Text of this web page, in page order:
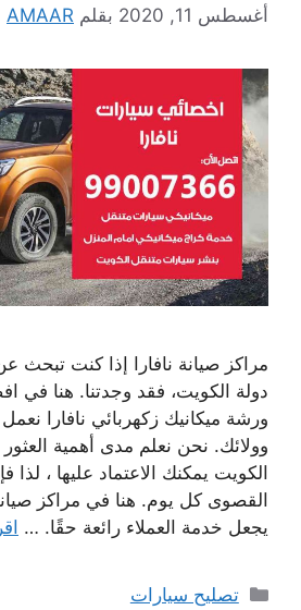
أغسطس 11, 2020 بقلم AMAAR
مراكز صيانة نافارا إذا كنت تبحث
دولة الكويت، فقد وجدتنا. هنا في
ورشة ميكانيك زكهربائي نافارا
وولائك. نحن نعلم مدى أهمية
الكويت يمكنك الاعتماد عليها ، لذا
القصوى كل يوم. هنا في مراكز
يجعل خدمة العملاء رائعة حقًا. …
التصنيفات
تصليح سيارات